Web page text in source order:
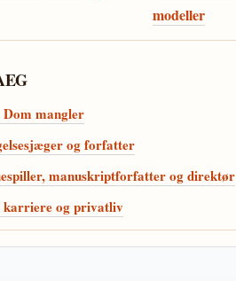
modeller
mangler
og forfatter
manuskriptforfatter og direktør
karriere og privatliv